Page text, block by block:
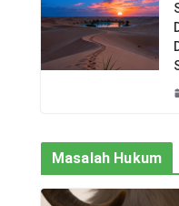
Masalah Hukum